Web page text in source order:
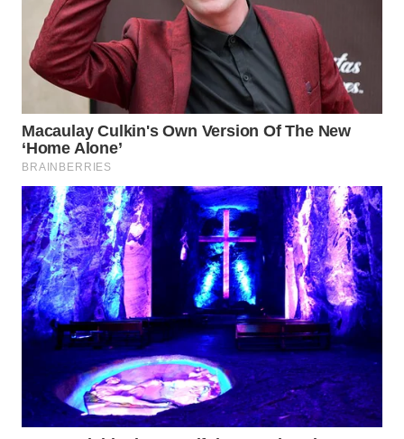
WN
SURABAYA
WN
NATUNA
WN
BINTAN
WN
MANDALIKA
WN
LIKUPANG
WN
LABUANBAJO
WN
BORNEO